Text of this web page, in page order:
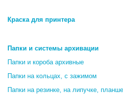
Краска для принтера
Папки и системы архивации
Папки и короба архивные
Папки на кольцах, с зажимом
Папки на резинке, на липучке,